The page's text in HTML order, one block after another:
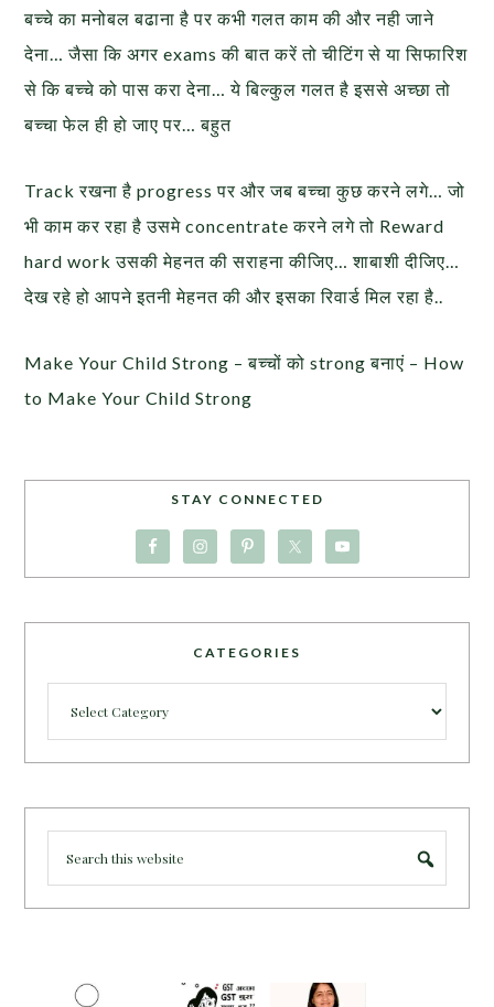
बच्चे का मनोबल बढाना है पर कभी गलत काम की और नही जाने
देना… जैसा कि अगर exams की बात करें तो चीटिंग से या सिफारिश
से कि बच्चे को पास करा देना… ये बिल्कुल गलत है इससे अच्छा तो
बच्चा फेल ही हो जाए पर… बहुत
Track रखना है progress पर और जब बच्चा कुछ करने लगे… जो
भी काम कर रहा है उसमे concentrate करने लगे तो Reward
hard work उसकी मेहनत की सराहना कीजिए… शाबाशी दीजिए…
देख रहे हो आपने इतनी मेहनत की और इसका रिवार्ड मिल रहा है..
Make Your Child Strong – बच्चों को strong बनाएं – How
to Make Your Child Strong
STAY CONNECTED
CATEGORIES